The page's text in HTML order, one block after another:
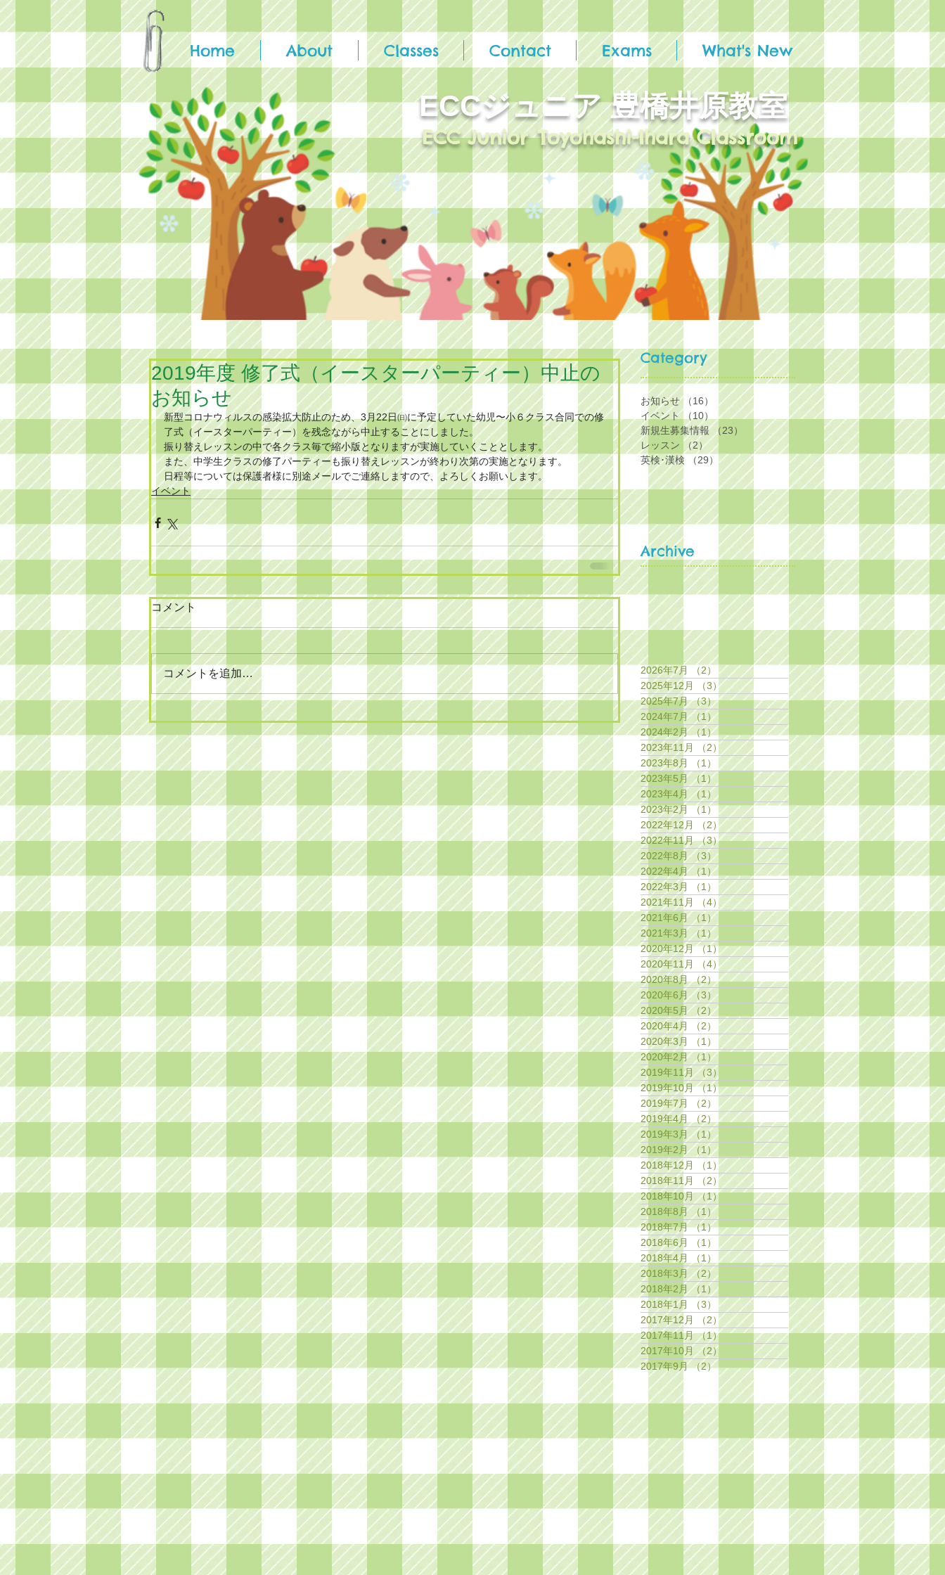
Home About Classes Contact Exams What's New
ECCジュニア​ 豊橋井原教室
ECC Junior Toyohashi-Ihara Classroom
2019年度 修了式（イースターパーティー）中止の
お知らせ
新型コロナウィルスの感染拡大防止のため、3月22日㈰に予定していた幼児〜小６クラス合同での修
了式（イースターパーティー）を残念ながら中止することにしました。
振り替えレッスンの中で各クラス毎で縮小版となりますが実施していくこととします。
また、中学生クラスの修了パーティーも振り替えレッスンが終わり次第の実施となります。
日程等については保護者様に別途メールでご連絡しますので、よろしくお願いします。
イベント
コメント
コメントを追加…
Category
お知らせ （16）
16件の記事
イベント
（10）
10件の記事
新規生募集情報
（23）
23件の記事
レッスン （2） 2件の記事
英検･漢検
（29） 29件の記事
Archive
2026年7月 （2）
2件の記事
2025年12月
（3）3件の記事
2025年7月 （3）3件の記事
2024年7月 （1）1件の記事
2024年2月
（1） 1件の記事
2023年11月
（2）
2件の記事
2023年8月
（1）
1件の記事
2023年5月 （1）
1件の記事
2023年4月 （1） 1件の記事
2023年2月 （1）1件の記事
2022年12月
（2）2件の記事
2022年11月 （3）3件の記事
2022年8月 （3）3件の記事
2022年4月 （1）1件の記事
2022年3月
（1）
1件の記事
2021年11月
（4）
4件の記事
2021年6月
（1） 1件の記事
2021年3月 （1）
1件の記事
2020年12月 （1）1件の記事
2020年11月
（4）4件の記事
2020年8月 （2）2件の記事
2020年6月 （3）3件の記事
2020年5月 （2）2件の記事
2020年4月
（2）
2件の記事
2020年3月
（1）
1件の記事
2020年2月
（1）1件の記事
2019年11月 （3）
3件の記事
2019年10月 （1）1件の記事
2019年7月
（2）
2件の記事
2019年4月
（2）
2件の記事
2019年3月 （1） 1件の記事
2019年2月 （1）1件の記事
2018年12月
（1）1件の記事
2018年11月
（2） 2件の記事
2018年10月 （1）1件の記事
2018年8月
（1） 1件の記事
2018年7月 （1）1件の記事
2018年6月
（1）
1件の記事
2018年4月
（1）
1件の記事
2018年3月 （2） 2件の記事
2018年2月 （1）1件の記事
2018年1月
（3）
3件の記事
2017年12月
（2）2件の記事
2017年11月 （1）1件の記事
2017年10月 （2）
2件の記事
2017年9月 （2）2件の記事